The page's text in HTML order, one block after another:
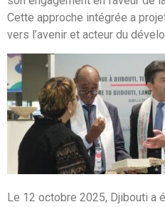
Cette approche intégrée a
vers l’avenir et acteur du
Le 12 octobre 2025, Djibouti a